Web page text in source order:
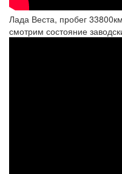
Лада Веста, пробег
смотрим состояние